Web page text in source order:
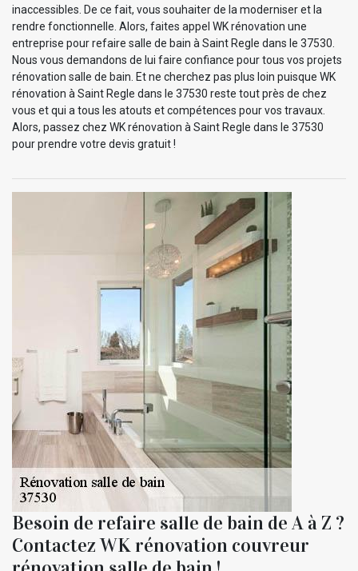
inaccessibles. De ce fait, vous souhaiter de la moderniser et la
rendre fonctionnelle. Alors, faites appel WK rénovation une
entreprise pour refaire salle de bain à Saint Regle dans le 37530.
Nous vous demandons de lui faire confiance pour tous vos projets
rénovation salle de bain. Et ne cherchez pas plus loin puisque WK
rénovation à Saint Regle dans le 37530 reste tout près de chez
vous et qui a tous les atouts et compétences pour vos travaux.
Alors, passez chez WK rénovation à Saint Regle dans le 37530
pour prendre votre devis gratuit !
Besoin de refaire salle de bain de A à Z ?
Contactez WK rénovation couvreur